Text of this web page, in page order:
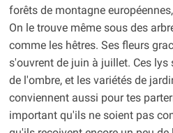
forêts de montagne
On le trouve même sous des
comme les hêtres. Ses fleurs
s'ouvrent de juin à juillet. Ces
de l'ombre, et les variétés de
conviennent aussi pour tes
important qu'ils ne soient pas